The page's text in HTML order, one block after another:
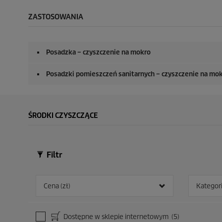
ZASTOSOWANIA
Posadzka – czyszczenie na mokro
Posadzki pomieszczeń sanitarnych – czyszczenie na
ŚRODKI CZYSZCZĄCE
Filtr
Cena (zł)
Dostępne w sklepie internetowym (5)